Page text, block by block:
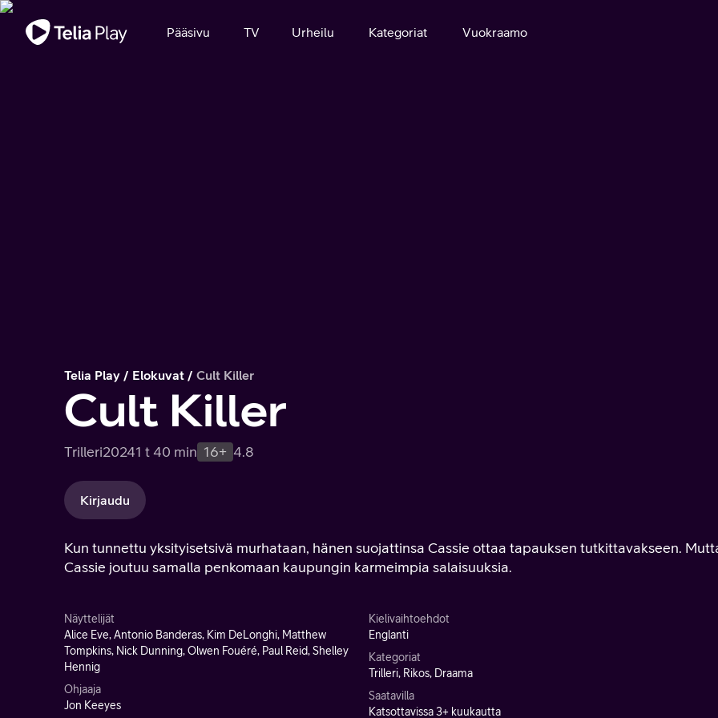
Tärkeä viesti
Pääsivu TV Urheilu Kategoriat Vuokraamo
Telia Play Elokuvat Cult Killer
Cult Killer
Trilleri20241 t 40 min 16+ 4.8
Kirjaudu
Kun tunnettu yksityisetsivä murhataan, hänen suojattinsa Cassie ottaa tapauksen tutkittavakseen.
Cassie joutuu samalla penkomaan kaupungin karmeimpia salaisuuksia.
Näyttelijät
Alice Eve, Antonio Banderas, Kim DeLonghi, Matthew
Tompkins, Nick Dunning, Olwen Fouéré, Paul Reid, Shelley
Hennig
Ohjaaja
Jon Keeyes
Kielivaihtoehdot
Englanti
Kategoriat
Trilleri, Rikos, Draama
Saatavilla
Katsottavissa 3+ kuukautta